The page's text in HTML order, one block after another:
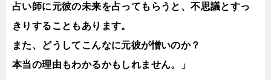
占い師に元彼の未来を占ってもらうと、不思議とすっ
きりすることもあります。
また、どうしてこんなに元彼が憎いのか？
本当の理由もわかるかもしれません。」